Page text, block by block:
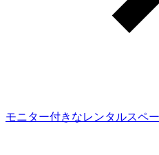
モニター付きなレンタルスペ